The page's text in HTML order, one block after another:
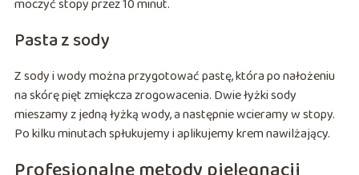
moczyć stopy przez 10 minut.
Pasta z sody
Z sody i wody można przygotować pastę, która po nałożeniu
na skórę pięt zmiękcza zrogowacenia. Dwie łyżki sody
mieszamy z jedną łyżką wody, a następnie wcieramy w stopy.
Po kilku minutach spłukujemy i aplikujemy krem nawilżający.